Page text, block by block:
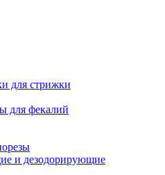
для стрижки
для фекалий
и дезодорирующие